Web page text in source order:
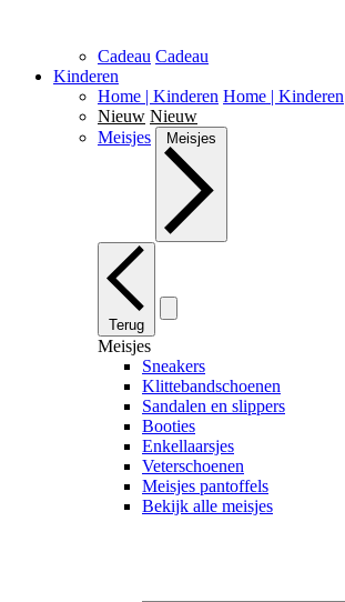
Cadeau Cadeau
Kinderen
Home | Kinderen Home | Kinderen
Nieuw Nieuw
Meisjes
Meisjes
Terug
Meisjes
Sneakers
Klittebandschoenen
Sandalen en slippers
Booties
Enkellaarsjes
Veterschoenen
Meisjes pantoffels
Bekijk alle meisjes